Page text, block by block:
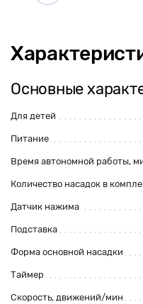
Основные
Для детей
Питание
Время автономной работы,
Количество насадок в
Датчик нажима
Подставка
Форма основной насадки
Таймер
Скорость, движений/мин